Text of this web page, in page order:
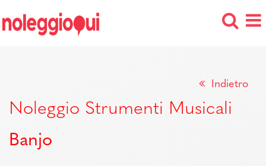
Indietro
Noleggio Strumenti Musicali
Banjo